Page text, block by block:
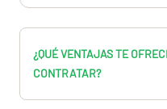
Publicidad engañosa: Los
enfrentar demandas por
sus productos.
¿QUÉ VENTAJAS TE
CONTRATAR?